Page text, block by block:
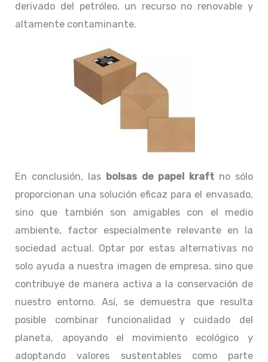
derivado del petróleo, un recurso no renovable y
altamente contaminante.
En conclusión, las bolsas de papel kraft no sólo
proporcionan una solución eficaz para el envasado,
sino que también son amigables con el medio
ambiente, factor especialmente relevante en la
sociedad actual. Optar por estas alternativas no
solo ayuda a nuestra imagen de empresa, sino que
contribuye de manera activa a la conservación de
nuestro entorno. Así, se demuestra que resulta
posible combinar funcionalidad y cuidado del
planeta, apoyando el movimiento ecológico y
adoptando valores sustentables como parte